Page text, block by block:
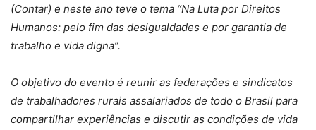
(Contar) e neste ano teve o tema “Na Luta por Direitos
Humanos: pelo fim das desigualdades e por garantia de
trabalho e vida digna”.
O objetivo do evento é reunir as federações e sindicatos
de trabalhadores rurais assalariados de todo o Brasil para
compartilhar experiências e discutir as condições de vida